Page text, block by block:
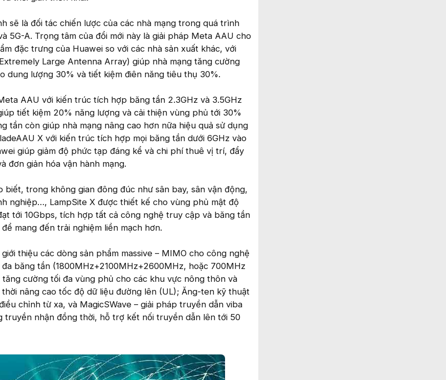
sẽ là đối tác chiến lược của các nhà mạng trong quá trình
5G-A. Trọng tâm của đổi mới này là giải pháp Meta AAU cho
đặc trưng của Huawei so với các nhà sản xuất khác, với
Large Antenna Array) giúp nhà mạng tăng cường
dung lượng 30% và tiết kiệm điên năng tiêu thụ 30%.
AAU với kiến trúc tích hợp băng tần 2.3GHz và 3.5GHz
tiết kiệm 20% năng lượng và cải thiện vùng phủ tới 30%
tần còn giúp nhà mạng nâng cao hơn nữa hiệu quả sử dụng
X với kiến trúc tích hợp mọi băng tần dưới 6GHz vào
giúp giảm độ phức tạp đáng kể và chi phí thuê vị trí, đẩy
đơn giản hóa vận hành mạng.
biết, trong không gian đông đúc như sân bay, sân vận động,
nghiệp…, LampSite X được thiết kế cho vùng phủ mật độ
tới 10Gbps, tích hợp tất cả công nghệ truy cập và băng tần
mang đến trải nghiệm liền mạch hơn.
thiệu các dòng sản phẩm massive – MIMO cho công nghệ
băng tần (1800MHz+2100MHz+2600MHz, hoặc 700MHz
cường tối đa vùng phủ cho các khu vực nông thôn và
nâng cao tốc độ dữ liệu đường lên (UL); Ăng-ten kỹ thuật
chỉnh từ xa, và MagicSWave – giải pháp truyền dẫn viba
truyền nhận đồng thời, hỗ trợ kết nối truyền dẫn lên tới 50